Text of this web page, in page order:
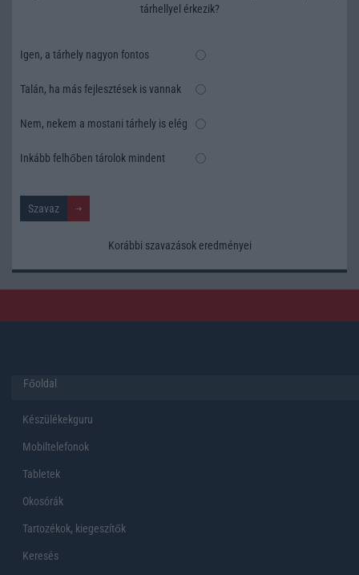
tárhellyel érkezik?
Igen, a tárhely nagyon fontos
Talán, ha más fejlesztések is vannak
Nem, nekem a mostani tárhely is elég
Inkább felhőben tárolok mindent
Korábbi szavazások eredményei
Főoldal
Készülékekguru
Mobiltelefonok
Tabletek
Okosórák
Tartozékok, kiegeszítők
Keresés